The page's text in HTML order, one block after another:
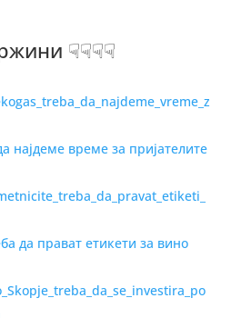
☟☟☟☟
најдеме време за пријателите
да прават етикети за вино